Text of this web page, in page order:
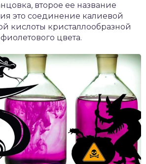
второе ее название
это соединение калиевой
кислоты кристаллообразной
цвета.